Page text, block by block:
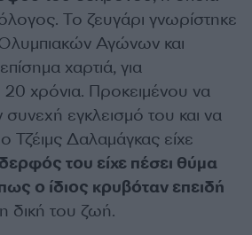
Το ζευγάρι γνωρίστηκε
Αγώνων και
χαρτιά, για
χρόνια. Προκειμένου να
συνεχή εγκλεισμό του και να
ο Τζέιμς Δαλαμάγκας είχε
του είχε πέσει θύμα
ο ίδιος κρυβόταν επειδή
δική του ζωή.